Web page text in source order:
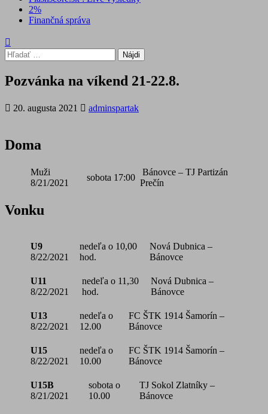
2%
Finančná správa
Hľadať:
Pozvánka na víkend 21-22.8.
20. augusta 2021 adminspartak
Doma
Muži
8/21/2021
sobota 17:00
Bánovce – TJ Partizán
Prečín
Vonku
U9
8/22/2021
nedeľa o 10,00
hod.
Nová Dubnica –
Bánovce
U11
8/22/2021
nedeľa o 11,30
hod.
Nová Dubnica –
Bánovce
U13
8/22/2021
nedeľa o
12.00
FC ŠTK 1914 Šamorín –
Bánovce
U15
8/22/2021
nedeľa o
10.00
FC ŠTK 1914 Šamorín –
Bánovce
U15B
8/21/2021
sobota o
10.00
TJ Sokol Zlatníky –
Bánovce